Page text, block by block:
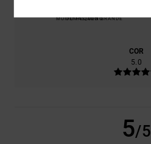
MUITO PEQUENO
DEMASIADO GRANDE
COR
5.0
5/5